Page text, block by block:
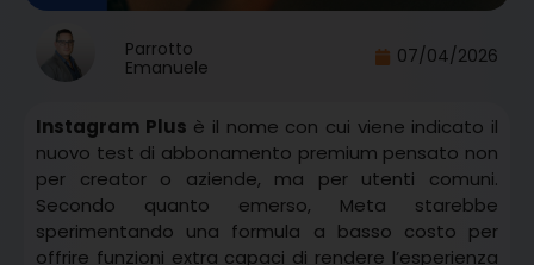
Parrotto
Emanuele
07/04/2026
Instagram Plus è il nome con cui viene indicato il
nuovo test di abbonamento premium pensato non
per creator o aziende, ma per utenti comuni.
Secondo quanto emerso, Meta starebbe
sperimentando una formula a basso costo per
offrire funzioni extra capaci di rendere l’esperienza